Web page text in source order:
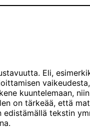
Eli,
kuuntelemaan,
on tärkeää, että
tekstin